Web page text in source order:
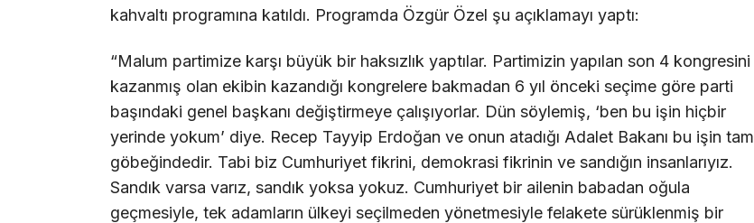
kahvaltı programına katıldı. Programda Özgür Özel şu açıklamayı yaptı:
“Malum partimize karşı büyük bir haksızlık yaptılar. Partimizin yapılan son 4 kongresini
kazanmış olan ekibin kazandığı kongrelere bakmadan 6 yıl önceki seçime göre parti
başındaki genel başkanı değiştirmeye çalışıyorlar. Dün söylemiş, ‘ben bu işin hiçbir
yerinde yokum’ diye. Recep Tayyip Erdoğan ve onun atadığı Adalet Bakanı bu işin tam
göbeğindedir. Tabi biz Cumhuriyet fikrini, demokrasi fikrinin ve sandığın insanlarıyız.
Sandık varsa varız, sandık yoksa yokuz. Cumhuriyet bir ailenin babadan oğula
geçmesiyle, tek adamların ülkeyi seçilmeden yönetmesiyle felakete sürüklenmiş bir